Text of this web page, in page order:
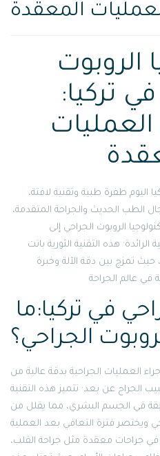
المعقدة
الروبوت
تركيا:
اليوم طفرة طبية وتقنية لافتة،
الطب الحديث والجراحة المتقدمة،
الروبوت الجراحي إلى
هذه التقنية الثورية باتت
تمزج بين دقة الآلة وخبرة
الجراحي؟
العمليات الجراحية بدقة عالية من
الجراح عن بعد· تتميز هذه التقنية
في الجسم البشري، مما يقلل من
جراحات معقدة مثل جراحة القلب،